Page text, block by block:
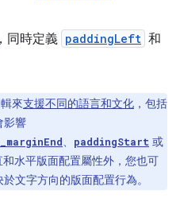
，同時定義 paddingLeft 和
來支援不同的語言和文化 ，包括
影響
、 paddingStart 或
水平版面配置屬性外，您也可
文字方向的版面配置行為。